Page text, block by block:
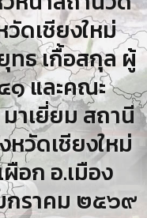
ดเชียงใหม่
ทธ เกื้อสกุล ผู้
๑ และคณะ
าเยี่ยม สถานี
หวัดเชียงใหม่
อก อ.เมือง
กราคม ๒๕๖๙